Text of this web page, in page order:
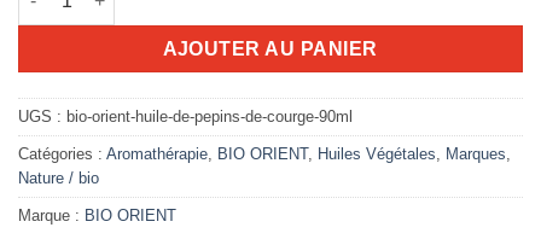
AJOUTER AU PANIER
UGS : bio-orient-huile-de-pepins-de-courge-90ml
Catégories : Aromathérapie BIO ORIENT, Huiles Végétales Marques
Nature / bio
Marque : BIO ORIENT